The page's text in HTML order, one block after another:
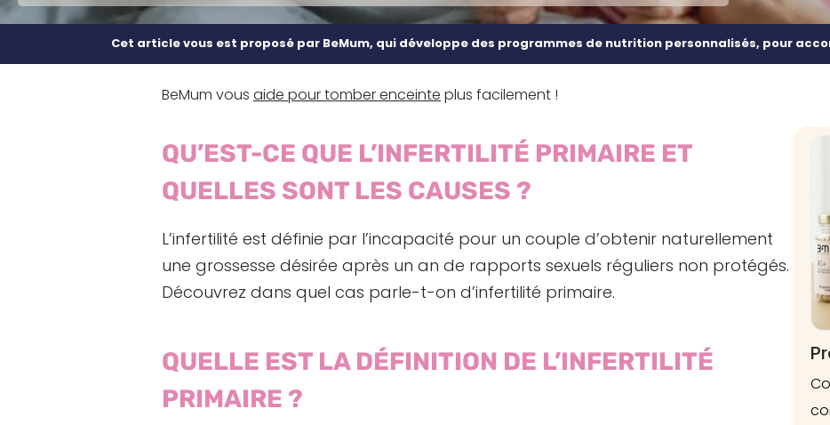
Cet article vous est proposé par BeMum, qui développe des programmes de nutrition personnalisés, pour
BeMum vous aide pour tomber enceinte plus facilement !
QU’EST-CE QUE L’INFERTILITÉ PRIMAIRE ET
QUELLES SONT LES CAUSES ?
L’infertilité est définie par l’incapacité pour un couple d’obtenir naturellement
une grossesse désirée après un an de rapports sexuels réguliers non protégés.
Découvrez dans quel cas parle-t-on d’infertilité primaire.
QUELLE EST LA DÉFINITION DE L’INFERTILITÉ
PRIMAIRE ?